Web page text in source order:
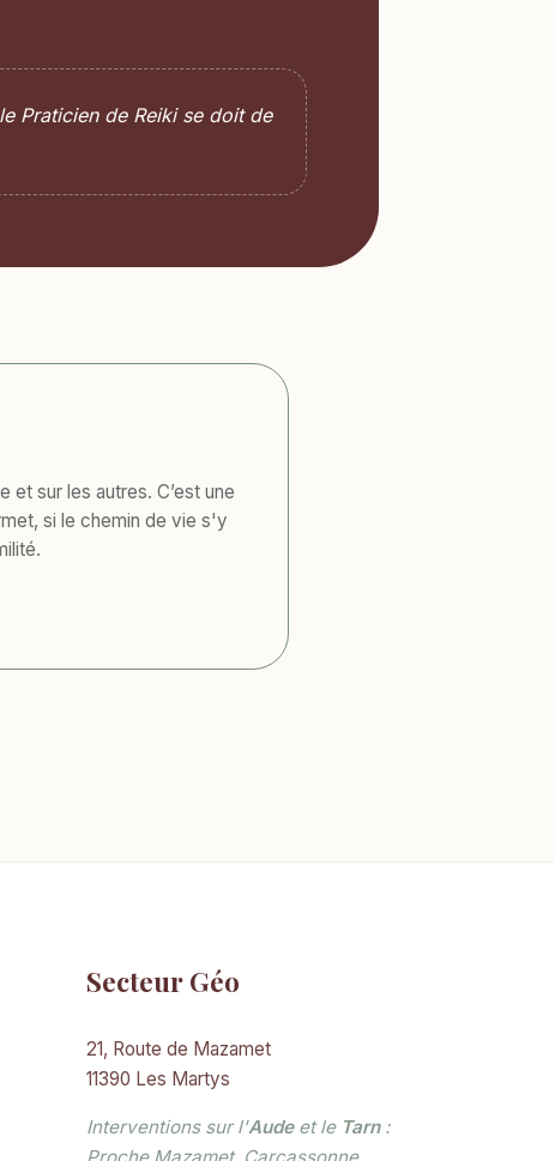
Praticien de Reiki se doit de
sur les autres. C’est une
si le chemin de vie s'y
Secteur Géo
21, Route de Mazamet
11390 Les Martys
Interventions sur l'Audeet le Tarn: